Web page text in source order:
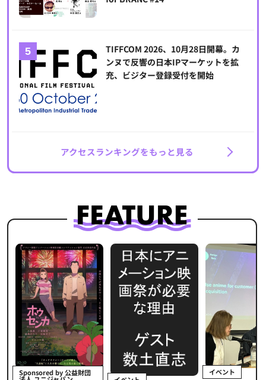
TIFFCOM 2026、10月28日開幕。カ
ンヌで反響の日本IPマーケットを拡
充、ビジター登録受付を開始
アクセスランキングをもっと見る
Sponsored by 公益財団 イベント